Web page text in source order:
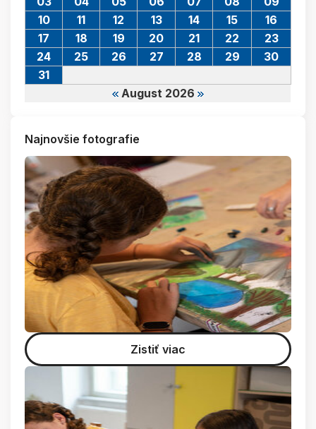
August 2026
10
11 12 13 14 15
16
17
18 19 20 21 22
23
24
25 26 27 28 29
30
31
Najnovšie fotografie
Zistiť viac